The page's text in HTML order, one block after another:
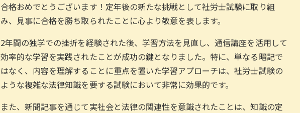
合格おめでとうございます！定年後の新たな挑戦として社労士試験に取り組
み、見事に合格を勝ち取られたことに心より敬意を表します。
2年間の独学での挫折を経験された後、学習方法を見直し、通信講座を活用して
効率的な学習を実践されたことが成功の鍵となりました。特に、単なる暗記で
はなく、内容を理解することに重点を置いた学習アプローチは、社労士試験の
ような複雑な法律知識を要する試験において非常に効果的です。
また、新聞記事を通じて実社会と法律の関連性を意識されたことは、知識の定